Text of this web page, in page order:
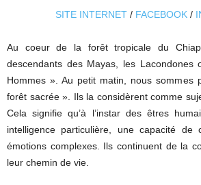
SITE INTERNET/ FACEBOOK/
Au coeur de la forêt tropicale du
descendants des Mayas, les Lacondones
Hommes ». Au petit matin, nous
forêt sacrée ». Ils la considèrent comme
Cela signifie qu’à l’instar des êtres
intelligence particulière, une capacité de
émotions complexes. Ils continuent de la
leur chemin de vie.